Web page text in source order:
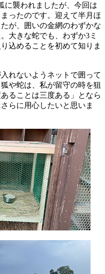
に襲われましたが、今回は
ったのです。迎えて半月ほ
が、囲いの金網のわずかな
大きな蛇でも、わずか3ミ
込めることを初めて知りま
れないようネットで囲って
や蛇は、私が留守の時を狙
ることは三度ある」となら
らに用心したいと思いま